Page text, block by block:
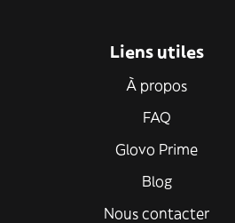
Liens utiles
À propos
FAQ
Glovo Prime
Blog
Nous contacter